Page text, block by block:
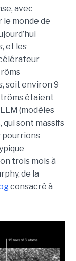
avec
monde de
et les
soit environ 9
étaient
(modèles
qui sont massifs
pourrions
trois mois à
de la
consacré à